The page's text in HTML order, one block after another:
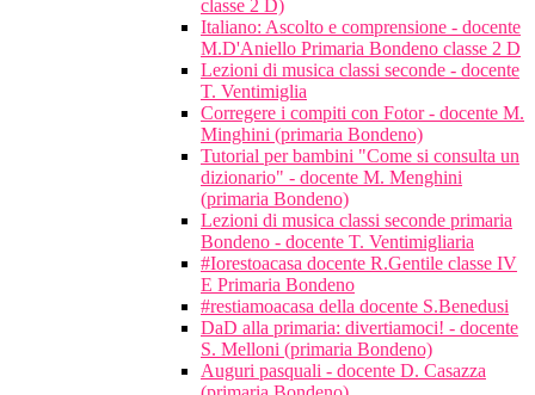
classe 2 D)
Italiano: Ascolto e comprensione - docente
M.D'Aniello Primaria Bondeno classe 2 D
Lezioni di musica classi seconde - docente
T. Ventimiglia
Corregere i compiti con Fotor - docente M.
Minghini (primaria Bondeno)
Tutorial per bambini "Come si consulta un
dizionario" - docente M. Menghini
(primaria Bondeno)
Lezioni di musica classi seconde primaria
Bondeno - docente T. Ventimigliaria
#Iorestoacasa docente R.Gentile classe IV
E Primaria Bondeno
#restiamoacasa della docente S.Benedusi
DaD alla primaria: divertiamoci! - docente
S. Melloni (primaria Bondeno)
Auguri pasquali - docente D. Casazza